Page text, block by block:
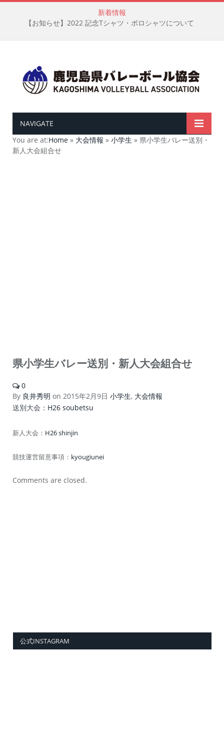
新着情報
【お知らせ】2022 記念Tシャツ・ポロシャツについて
NAVIGATE
You are at:Home » 大会情報 » 小学生 » 県小学生バレー送別・
新人大会組合せ
県小学生バレー送別・新人大会組合せ
0
By 良井秀明 on 2015年2月9日 小学生, 大会情報
送別大会： H26 soubetsu
新人大会： H26 shinjin
競技運営留意事項： kyougiunei
Comments are closed.
公式INSTAGRAM